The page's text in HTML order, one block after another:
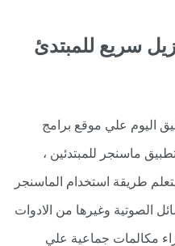
سريع للمبتدئ
اليوم علي موقع برامج
ماسنجر للمبتدئين ،
طريقة استخدام الماسنجر
الصوتية وغيرها من الادوات
مكالمات جماعية علي